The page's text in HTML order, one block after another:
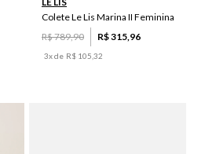
Colete Le Lis Marina II Feminina
R$789,90 R$315 96
3x de R$ 105 32